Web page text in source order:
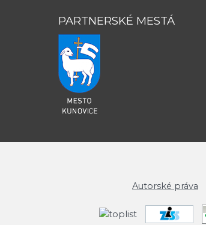
PARTNERSKÉ MESTÁ
Autorské práva